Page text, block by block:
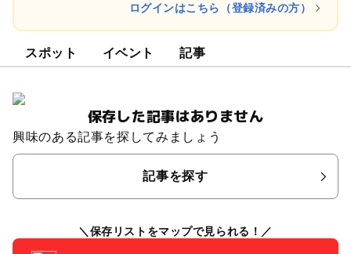
ログインはこちら（登録済みの方）
スポット イベント 記事
保存した記事はありません
興味のある記事を探してみましょう
記事を探す
保存リストをマップで見られる！